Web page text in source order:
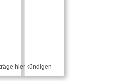
hier kündigen